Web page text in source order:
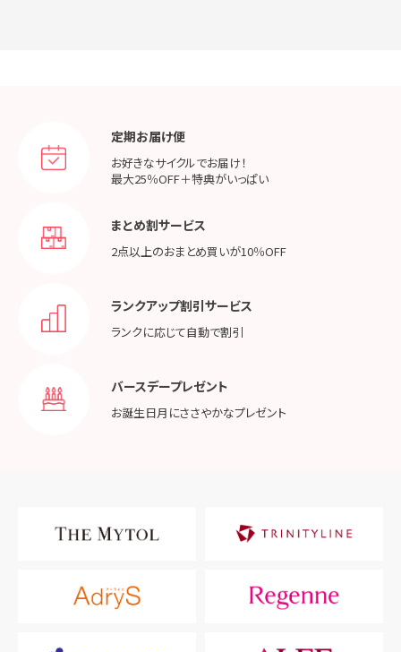
定期お届け便
お好きなサイクルでお届け！
最大25％OFF＋特典がいっぱい
まとめ割サービス
2点以上のおまとめ買いが10％OFF
ランクアップ割引サービス
ランクに応じて自動で割引
バースデープレゼント
お誕生日月にささやかなプレゼント